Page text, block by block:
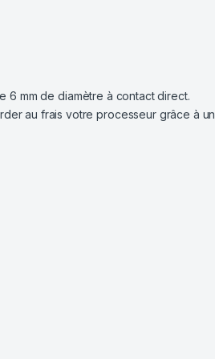
6 mm de diamètre à contact direct.
au frais votre processeur grâce à un